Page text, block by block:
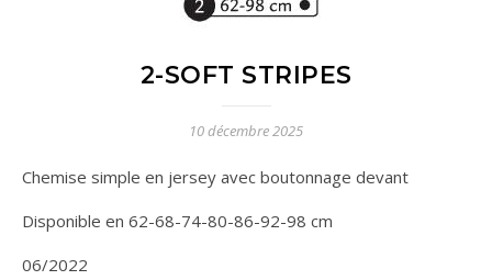
2-SOFT STRIPES
10 décembre 2025
Chemise simple en jersey avec boutonnage devant
Disponible en 62-68-74-80-86-92-98 cm
06/2022